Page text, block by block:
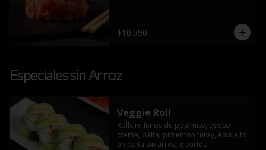
$10.990
Especiales sin Arroz
Veggie Roll
Rolls rellenos de ppalmito, queso
crema, palta, pimentón furay, envuelto
en palta sin arroz. 8 cortes